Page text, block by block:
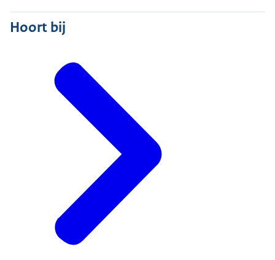
Hoort bij